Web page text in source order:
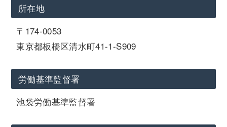
所在地
〒174-0053
東京都板橋区清水町41-1-S909
労働基準監督署
池袋労働基準監督署